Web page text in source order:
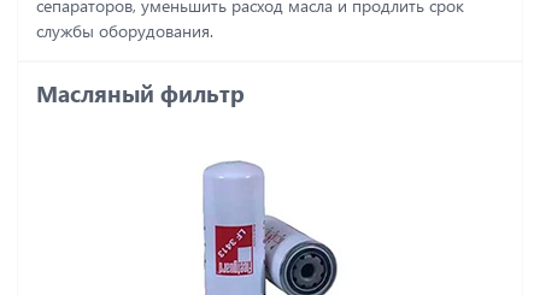
сепараторов, уменьшить расход масла и продлить срок
службы оборудования.
Масляный фильтр